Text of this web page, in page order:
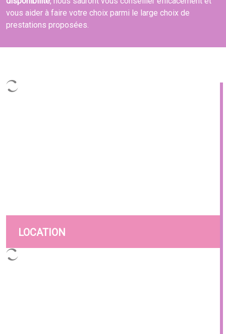
vous aider à faire votre choix parmi le large choix de
prestations proposées.
LOCATION